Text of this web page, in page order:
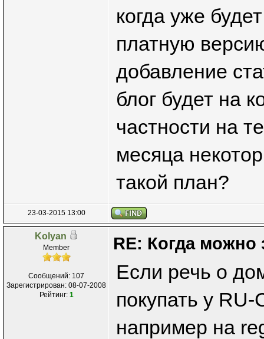
когда уже
платную
добавление
блог будет на
частности на
месяца
такой план?
23-03-2015 13:00
Kolyan
Member
Сообщений: 107
Зарегистрирован: 08-07-2008
Рейтинг: 1
RE: Когда можно
Если речь о
покупать у
например на